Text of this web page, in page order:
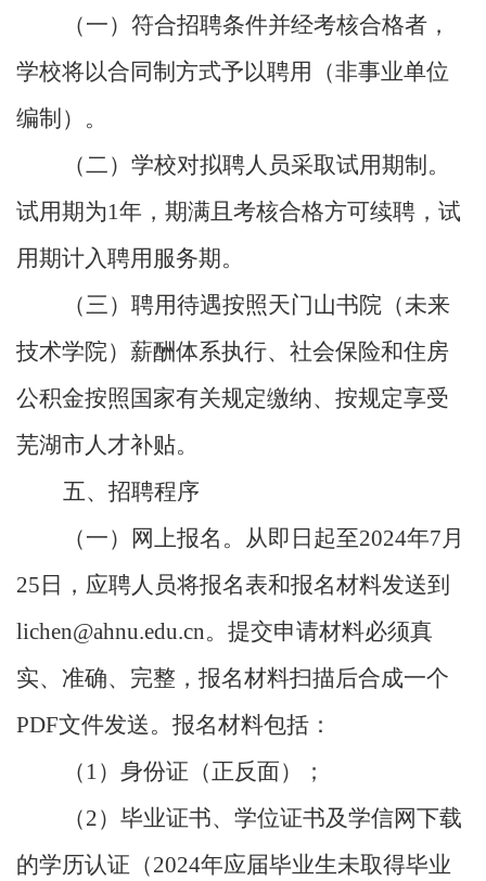
（一）符合招聘条件并经考核合格者，
学校将以合同制方式予以聘用（非事业单位
编制）。
（二）学校对拟聘人员采取试用期制。
试用期为1年，期满且考核合格方可续聘，试
用期计入聘用服务期。
（三）聘用待遇按照天门山书院（未来
技术学院）薪酬体系执行、社会保险和住房
公积金按照国家有关规定缴纳、按规定享受
芜湖市人才补贴。
五、招聘程序
（一）网上报名。从即日起至2024年7月
25 日，应聘人员将报名表和报名材料发送到
lichen@ahnu.edu.cn。提交申请材料必须真
实、准确、完整，报名材料扫描后合成一个
PDF文件发送。报名材料包括：
（ 1）身份证（正反面）；
（2）毕业证书、学位证书及学信网下载
的学历认证（2024年应届毕业生未取得毕业